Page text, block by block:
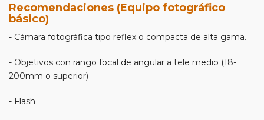
Recomendaciones (Equipo fotográfico
básico)
- Cámara fotográfica tipo reflex o compacta de alta gama.
- Objetivos con rango focal de angular a tele medio (18-
200mm o superior)
- Flash